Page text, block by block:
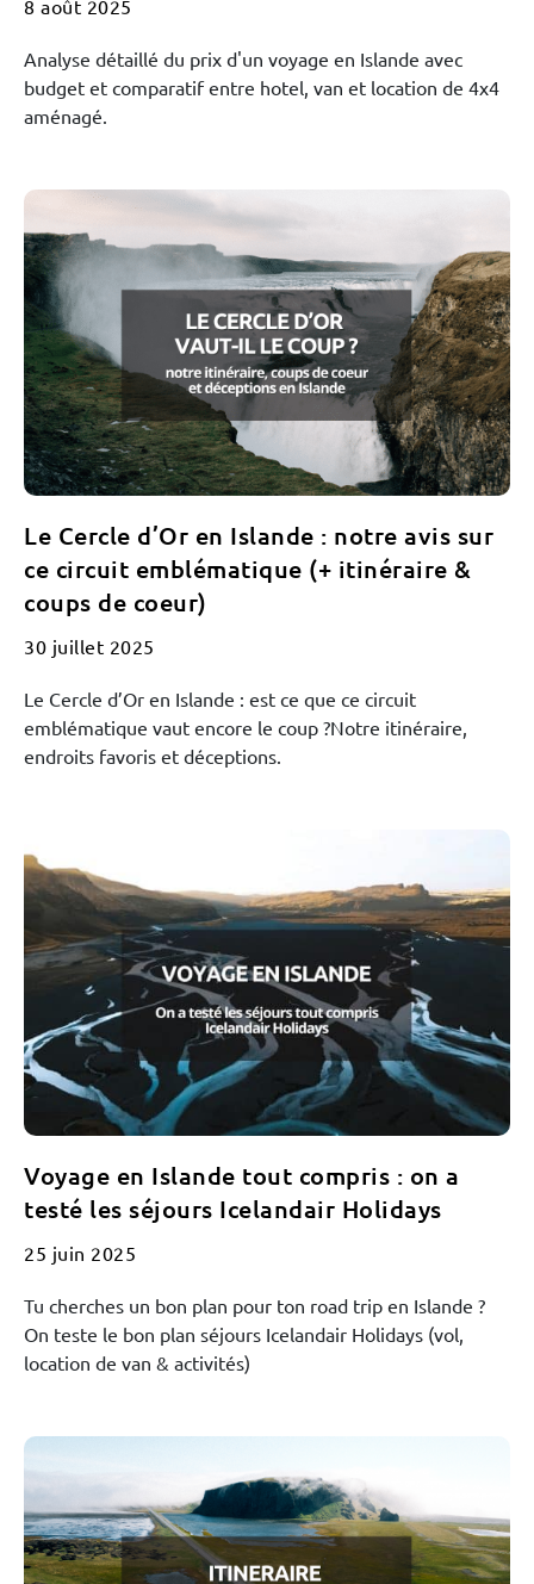
8 août 2025
Analyse détaillé du prix d'un voyage en Islande avec
budget et comparatif entre hotel, van et location de 4x4
aménagé.
Le Cercle d’Or en Islande : notre avis sur
ce circuit emblématique (+ itinéraire &
coups de coeur)
30 juillet 2025
Le Cercle d’Or en Islande : est ce que ce circuit
emblématique vaut encore le coup ?Notre itinéraire,
endroits favoris et déceptions.
Voyage en Islande tout compris : on a
testé les séjours Icelandair Holidays
25 juin 2025
Tu cherches un bon plan pour ton road trip en Islande ?
On teste le bon plan séjours Icelandair Holidays (vol,
location de van & activités)